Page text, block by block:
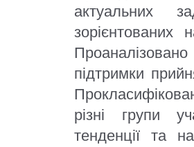
актуальних
зорієнтованих
підтримки
різні групи
тенденції та